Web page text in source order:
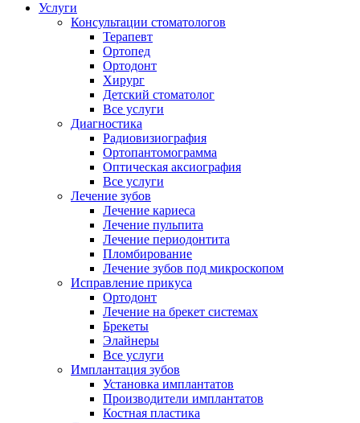
Услуги
Консультации стоматологов
Терапевт
Ортопед
Ортодонт
Хирург
Детский стоматолог
Все услуги
Диагностика
Радиовизиография
Ортопантомограмма
Оптическая аксиография
Все услуги
Лечение зубов
Лечение кариеса
Лечение пульпита
Лечение периодонтита
Пломбирование
Лечение зубов под микроскопом
Исправление прикуса
Ортодонт
Лечение на брекет системах
Брекеты
Элайнеры
Все услуги
Имплантация зубов
Установка имплантатов
Производители имплантатов
Костная пластика